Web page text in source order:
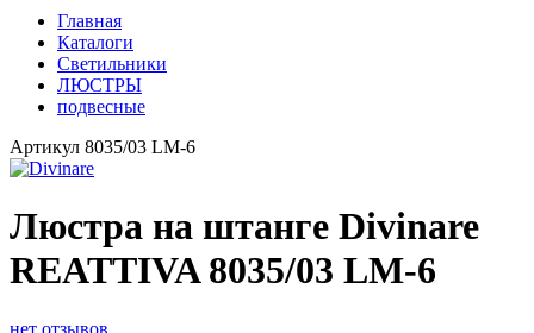
Главная
Каталоги
Светильники
ЛЮСТРЫ
подвесные
Артикул 8035/03 LM-6
Люстра на штанге Divinare
REATTIVA 8035/03 LM-6
нет отзывов